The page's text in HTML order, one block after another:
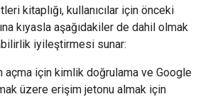
kitaplığı, kullanıcılar için önceki
kıyasla aşağıdakiler de dahil olmak
iyileştirmesi sunar:
açma için kimlik doğrulama ve Google
üzere erişim jetonu almak için